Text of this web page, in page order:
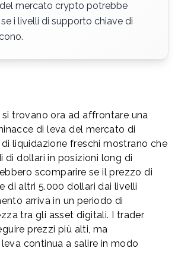
mercato crypto potrebbe
i livelli di supporto chiave di
trovano ora ad affrontare una
di leva del mercato di
di liquidazione freschi mostrano che
di dollari in posizioni long di
scomparire se il prezzo di
di altri 5.000 dollari dai livelli
arriva in un periodo di
tra gli asset digitali. I trader
prezzi più alti, ma
leva continua a salire in modo